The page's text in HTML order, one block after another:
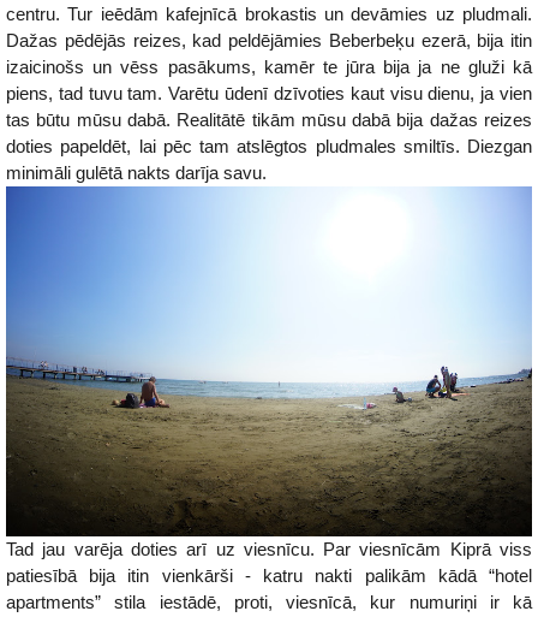
centru. Tur ieēdām kafejnīcā brokastis un devāmies uz pludmali.
Dažas pēdējās reizes, kad peldējāmies Beberbeķu ezerā, bija itin
izaicinošs un vēss pasākums, kamēr te jūra bija ja ne gluži kā
piens, tad tuvu tam. Varētu ūdenī dzīvoties kaut visu dienu, ja vien
tas būtu mūsu dabā. Realitātē tikām mūsu dabā bija dažas reizes
doties papeldēt, lai pēc tam atslēgtos pludmales smiltīs. Diezgan
minimāli gulētā nakts darīja savu.
Tad jau varēja doties arī uz viesnīcu. Par viesnīcām Kiprā viss
patiesībā bija itin vienkārši - katru nakti palikām kādā “hotel
apartments” stila iestādē, proti, viesnīcā, kur numuriņi ir kā